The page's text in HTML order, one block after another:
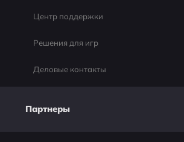
Центр поддержки
Решения для игр
Деловые контакты
Партнеры